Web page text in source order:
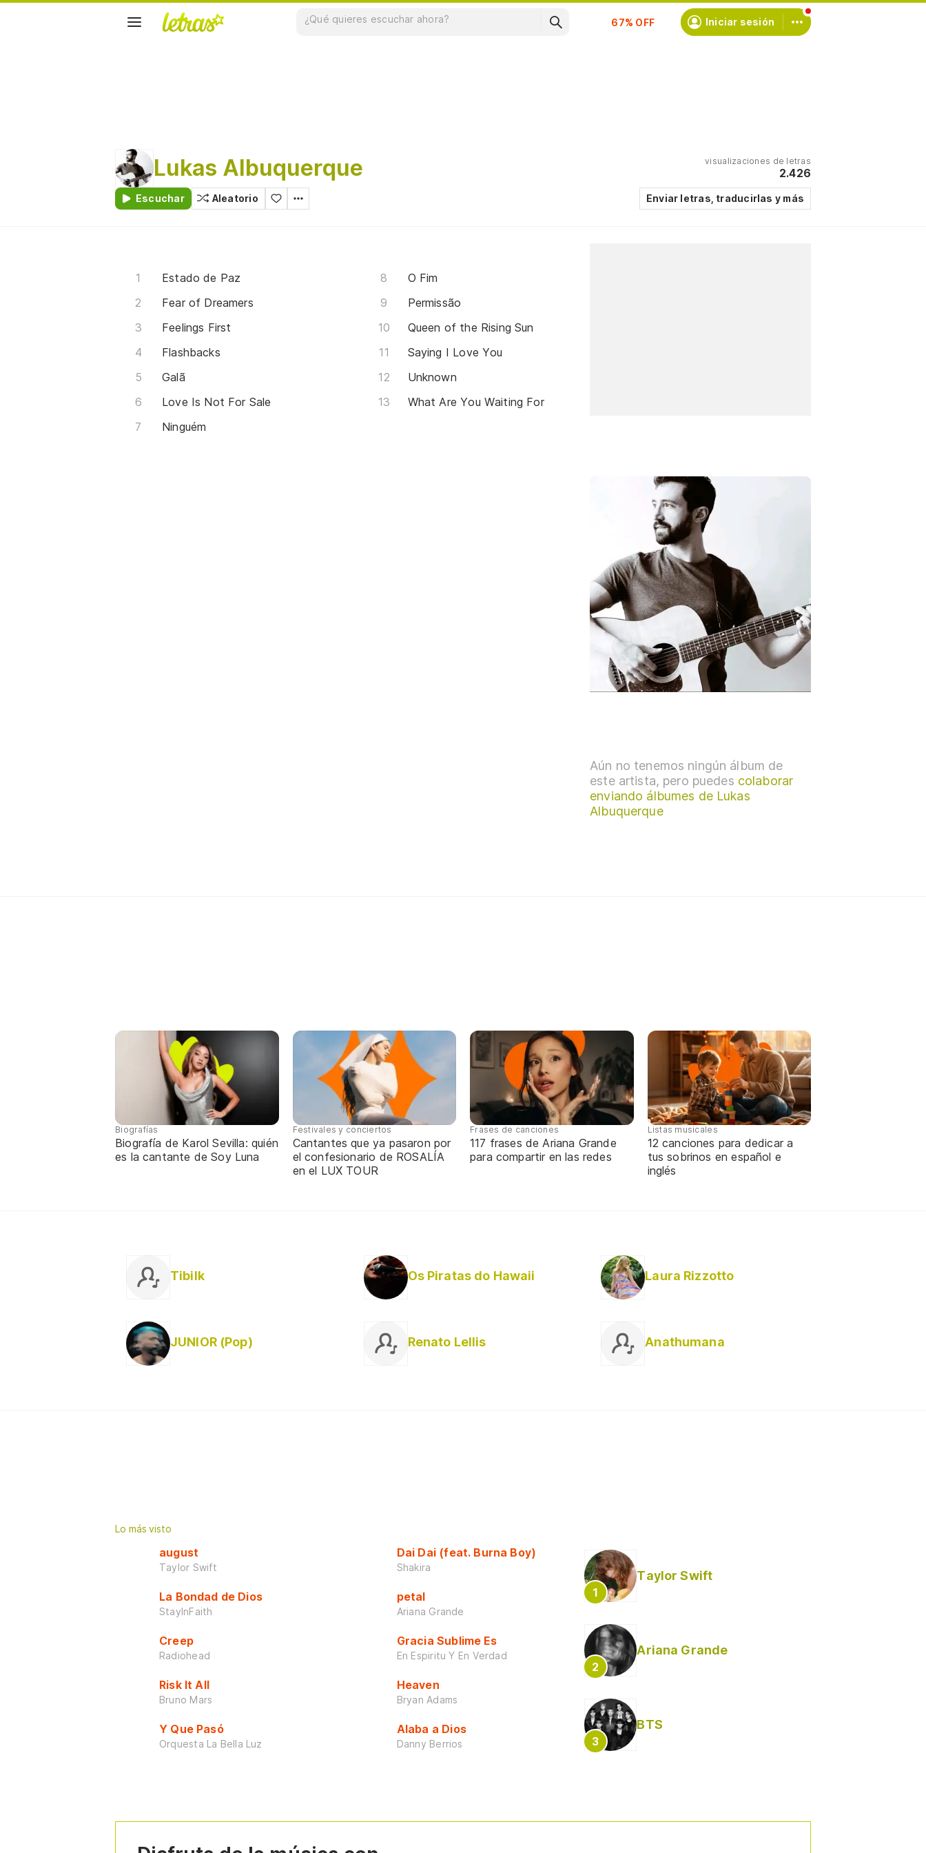
Suscríbete Iniciar sesión
Lukas Albuquerque
Escuchar Aleatorio
visualizaciones de letras
2.426
Enviar letras, traducirlas y más
Estado de Paz
Fear of Dreamers
Feelings First
Flashbacks
Galã
Love Is Not For Sale
Ninguém
O Fim
Permissão
Queen of the Rising Sun
Saying I Love You
Unknown
What Are You Waiting For
Aún no tenemos ningún álbum de
este artista, pero puedes colaborar
enviando álbumes de Lukas
Albuquerque
Biografías
Biografía de Karol Sevilla: quién
es la cantante de Soy Luna
Festivales y conciertos
Cantantes que ya pasaron por
el confesionario de ROSALÍA
en el LUX TOUR
Frases de canciones
117 frases de Ariana Grande
para compartir en las redes
Listas musicales
12 canciones para dedicar a
tus sobrinos en español e
inglés
Tibilk Os Piratas do Hawaii Laura Rizzotto
JUNIOR (Pop) Renato Lellis Anathumana
Lo más visto
august
Taylor Swift
La Bondad de Dios
StayInFaith
Creep
Radiohead
Risk It All
Bruno Mars
Y Que Pasó
Orquesta La Bella Luz
Dai Dai (feat. Burna Boy)
Shakira
petal
Ariana Grande
Gracia Sublime Es
En Espiritu Y En Verdad
Heaven
Bryan Adams
Alaba a Dios
Danny Berrios
Taylor Swift
Ariana Grande
BTS